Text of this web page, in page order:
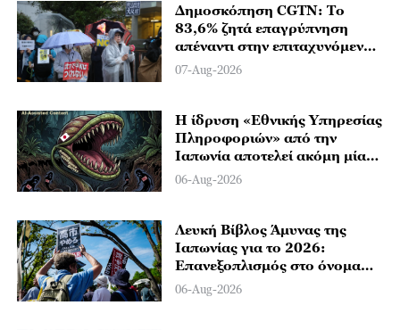
Δημοσκόπηση CGTN: Το
83,6% ζητά επαγρύπνηση
απέναντι στην επιταχυνόμενη
στρατιωτική επέκταση της
Ιαπωνίας στο πλαίσιο του
07-Aug-2026
Η ίδρυση «Εθνικής Υπηρεσίας
Πληροφοριών» από την
Ιαπωνία αποτελεί ακόμη μία
επικίνδυνη κίνηση για την
αναβίωση του μιλιταρισμού
06-Aug-2026
Λευκή Βίβλος Άμυνας της
Ιαπωνίας για το 2026:
Επανεξοπλισμός στο όνομα
της ευημερίας
06-Aug-2026